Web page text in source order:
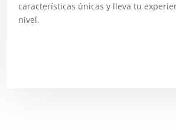
características únicas y lleva tu
nivel.